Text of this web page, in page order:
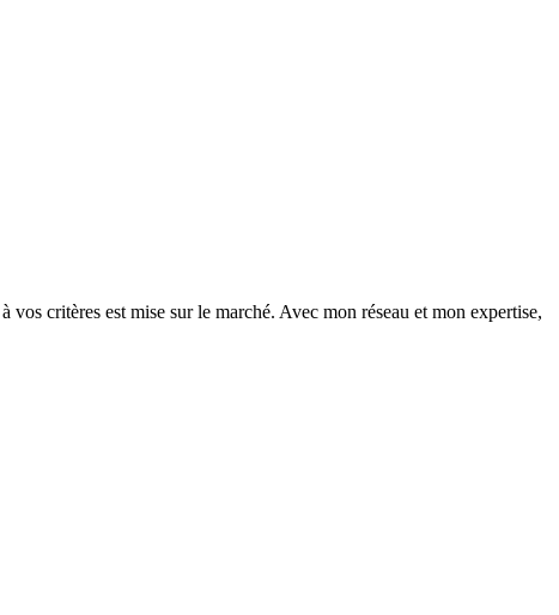
critères est mise sur le marché. Avec mon réseau et mon expertise,